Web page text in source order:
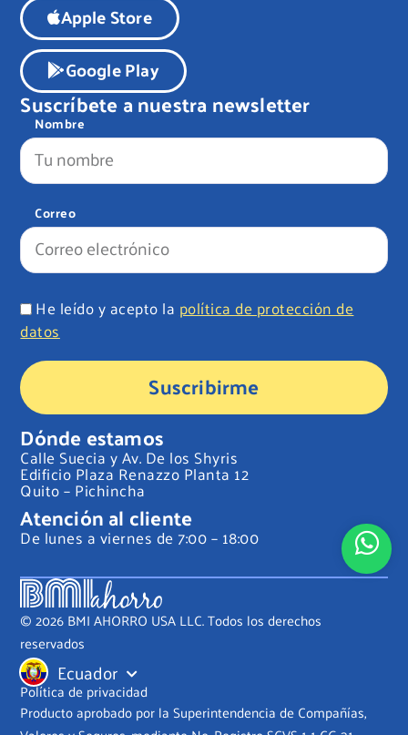
Apple Store
Google Play
Suscríbete a nuestra newsletter
Nombre
Correo
He leído y acepto la política de protección de
datos
Suscribirme
Dónde estamos
Calle Suecia y Av. De los Shyris
Edificio Plaza Renazzo Planta 12
Quito – Pichincha
Atención al cliente
De lunes a viernes de 7:00 – 18:00
Ecuador
© 2026 BMI AHORRO USA LLC. Todos los derechos
reservados
Política de privacidad
Producto aprobado por la Superintendencia de Compañías,